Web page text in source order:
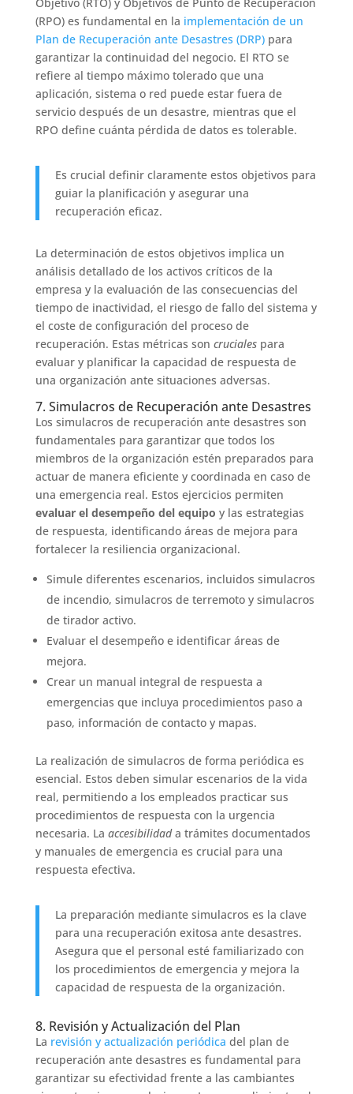
(RPO) es fundamental en la implementación de un
Plan de Recuperación ante Desastres (DRP)para
garantizar la continuidad del negocio. El RTO se
refiere al tiempo máximo tolerado que una
aplicación, sistema o red puede estar fuera de
servicio después de un desastre, mientras que el
RPO define cuánta pérdida de datos es tolerable.
Es crucial definir claramente estos objetivos para
guiar la planificación y asegurar una
recuperación eficaz.
La determinación de estos objetivos implica un
análisis detallado de los activos críticos de la
empresa y la evaluación de las consecuencias del
tiempo de inactividad, el riesgo de fallo del sistema y
el coste de configuración del proceso de
recuperación. Estas métricas son crucialespara
evaluar y planificar la capacidad de respuesta de
una organización ante situaciones adversas.
7. Simulacros de Recuperación ante Desastres
Los simulacros de recuperación ante desastres son
fundamentales para garantizar que todos los
miembros de la organización estén preparados para
actuar de manera eficiente y coordinada en caso de
una emergencia real. Estos ejercicios permiten
evaluar el desempeño del equipo y las estrategias
de respuesta, identificando áreas de mejora para
fortalecer la resiliencia organizacional.
Simule diferentes escenarios, incluidos simulacros
de incendio, simulacros de terremoto y simulacros
de tirador activo.
Evaluar el desempeño e identificar áreas de
mejora.
Crear un manual integral de respuesta a
emergencias que incluya procedimientos paso a
paso, información de contacto y mapas.
La realización de simulacros de forma periódica es
esencial. Estos deben simular escenarios de la vida
real, permitiendo a los empleados practicar sus
procedimientos de respuesta con la urgencia
necesaria. La accesibilidada trámites documentados
y manuales de emergencia es crucial para una
respuesta efectiva.
La preparación mediante simulacros es la clave
para una recuperación exitosa ante desastres.
Asegura que el personal esté familiarizado con
los procedimientos de emergencia y mejora la
capacidad de respuesta de la organización.
8. Revisión y Actualización del Plan
La revisión y actualización periódica del plan de
recuperación ante desastres es fundamental para
garantizar su efectividad frente a las cambiantes